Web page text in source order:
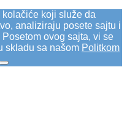
kolačiće koji služe da
analiziraju posete sajtu i
ovog sajta, vi se
skladu sa našom Politkom